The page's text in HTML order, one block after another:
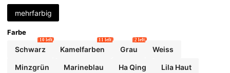
mehrfarbig
Farbe
Schwarz
10 left
Kamelfarben
11 left
Grau
2 left
Weiss
Minzgrün Marineblau Ha Qing Lila Haut